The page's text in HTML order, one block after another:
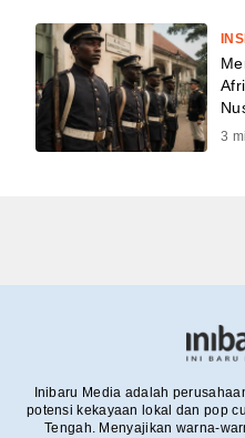
3
Inibaru Media adalah
potensi kekayaan lokal dan pop
Tengah. Menyajikan warna-